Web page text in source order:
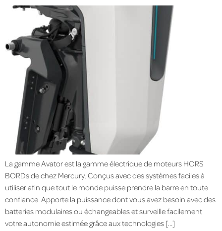
La gamme Avator est la gamme électrique de moteurs HORS
BORDs de chez Mercury. Conçus avec des systèmes faciles à
utiliser afin que tout le monde puisse prendre la barre en toute
confiance. Apporte la puissance dont vous avez besoin avec des
batteries modulaires ou échangeables et surveille facilement
votre autonomie estimée grâce aux technologies […]